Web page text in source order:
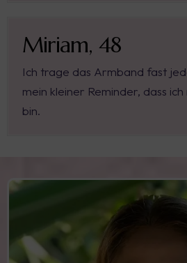
Miriam, 48
Ich trage das Armband fast
mein kleiner Reminder, dass
bin.